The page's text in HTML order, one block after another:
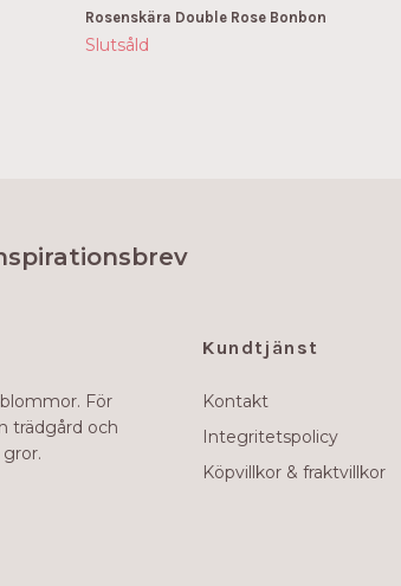
Rosenskära Double Rose Bonbon
Slutsåld
För
trädgård och
Kundtjänst
Kontakt
Integritetspolicy
Köpvillkor & fraktvillkor